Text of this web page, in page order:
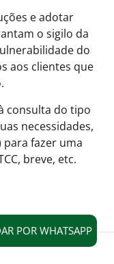
e adotar
o sigilo da
do
aos clientes que
consulta do tipo
necessidades,
fazer uma
breve, etc.
POR WHATSAPP